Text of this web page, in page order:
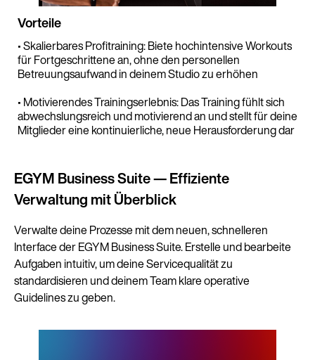
Vorteile
• Skalierbares Profitraining: Biete hochintensive Workouts
für Fortgeschrittene an, ohne den personellen
Betreuungsaufwand in deinem Studio zu erhöhen
• Motivierendes Trainingserlebnis: Das Training fühlt sich
abwechslungsreich und motivierend an und stellt für deine
Mitglieder eine kontinuierliche, neue Herausforderung dar
EGYM Business Suite — Effiziente
Verwaltung mit Überblick
Verwalte deine Prozesse mit dem neuen, schnelleren
Interface der EGYM Business Suite. Erstelle und bearbeite
Aufgaben intuitiv, um deine Servicequalität zu
standardisieren und deinem Team klare operative
Guidelines zu geben.